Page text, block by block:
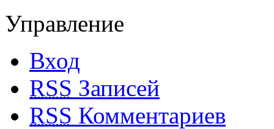
Управление
Вход
RSS Записей
RSS Комментариев